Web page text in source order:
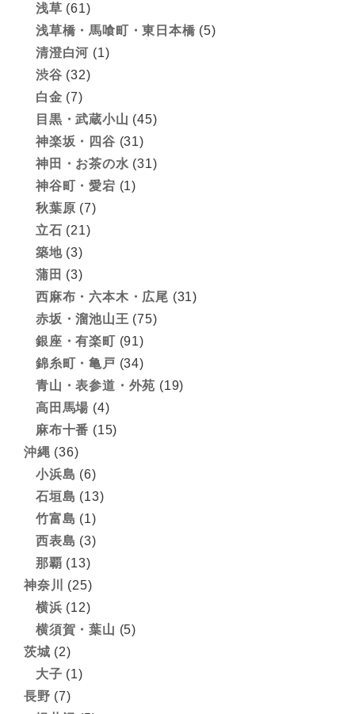
浅草 (61)
浅草橋・馬喰町・東日本橋 (5)
清澄白河 (1)
渋谷 (32)
白金 (7)
目黒・武蔵小山 (45)
神楽坂・四谷 (31)
神田・お茶の水 (31)
神谷町・愛宕 (1)
秋葉原 (7)
立石 (21)
築地(3)
蒲田 (3)
西麻布・六本木・広尾 (31)
赤坂・溜池山王 (75)
銀座・有楽町 (91)
錦糸町・亀戸 (34)
青山・表参道・外苑 (19)
高田馬場 (4)
麻布十番 (15)
沖縄 (36)
小浜島 (6)
石垣島 (13)
竹富島 (1)
西表島 (3)
那覇 (13)
神奈川
(25)
横浜 (12)
横須賀・葉山 (5)
茨城 (2)
大子 (1)
長野 (7)